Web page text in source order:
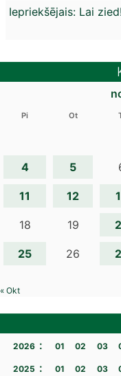
Ziņu
Iepriekšējais: Lai zied!
Pi Ot
4 5
11 12
18 19
25 26
« Okt
2026 : 01 02 03
2025 : 01 02 03